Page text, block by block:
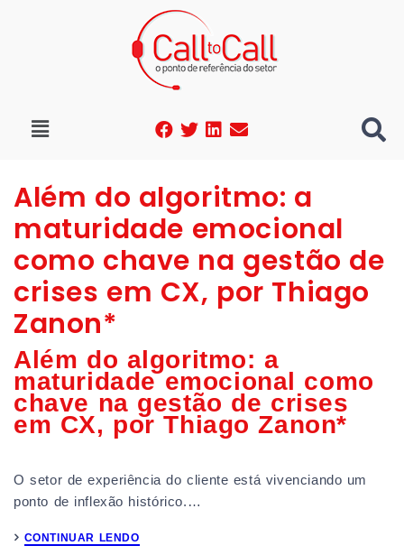
Além do algoritmo: a
maturidade emocional
como chave na gestão de
crises em CX, por Thiago
Zanon*
Além do algoritmo: a
maturidade emocional como
chave na gestão de crises
em CX, por Thiago Zanon*
O setor de experiência do cliente está vivenciando um
ponto de inflexão histórico.…
CONTINUAR LENDO